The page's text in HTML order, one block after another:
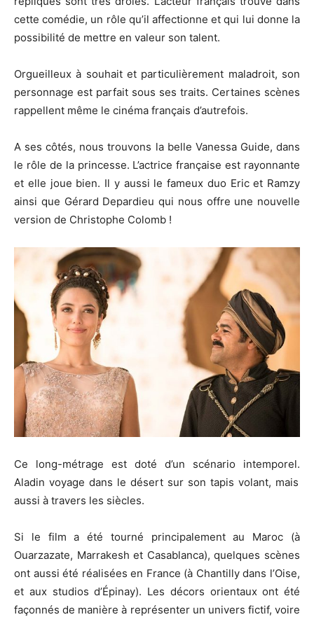
cette comédie, un rôle qu’il affectionne et qui lui donne la
possibilité de mettre en valeur son talent.
Orgueilleux à souhait et particulièrement maladroit, son
personnage est parfait sous ses traits. Certaines scènes
rappellent même le cinéma français d’autrefois.
A ses côtés, nous trouvons la belle Vanessa Guide, dans
le rôle de la princesse. L’actrice française est rayonnante
et elle joue bien. Il y aussi le fameux duo Eric et Ramzy
ainsi que Gérard Depardieu qui nous offre une nouvelle
version de Christophe Colomb !
Ce long-métrage est doté d’un scénario intemporel.
Aladin voyage dans le désert sur son tapis volant, mais
aussi à travers les siècles.
Si le film a été tourné principalement au Maroc (à
Ouarzazate, Marrakesh et Casablanca), quelques scènes
ont aussi été réalisées en France (à Chantilly dans l’Oise,
et aux studios d’Épinay). Les décors orientaux ont été
façonnés de manière à représenter un univers fictif, voire